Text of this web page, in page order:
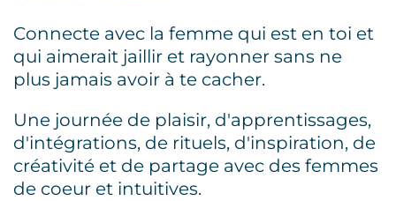
Connecte avec la femme qui est en toi et
qui aimerait jaillir et rayonner sans ne
plus jamais avoir à te cacher.
Une journée de plaisir, d'apprentissages,
d'intégrations, de rituels, d'inspiration, de
créativité et de partage avec des femmes
de coeur et intuitives.